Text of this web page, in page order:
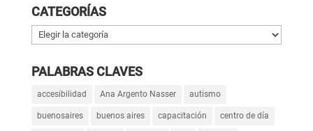
CATEGORÍAS
Categorías
PALABRAS CLAVES
accesibilidad Ana Argento Nasser autismo
buenosaires buenos aires capacitación centro de día